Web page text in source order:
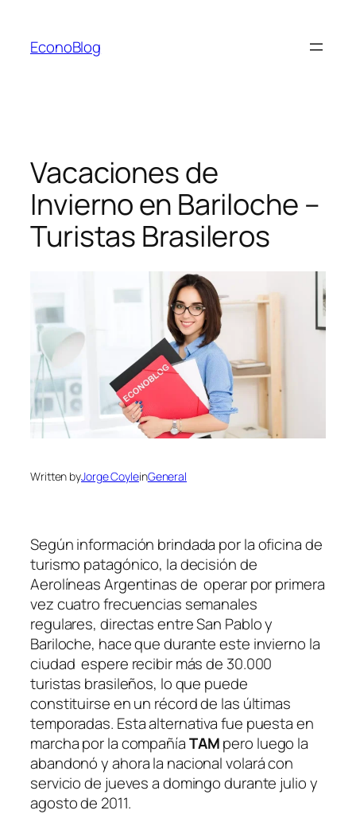
contenido
EconoBlog
Vacaciones de
Invierno en Bariloche –
Turistas Brasileros
Written byJorge CoyleinGeneral
Según información brindada por la oficina de
turismo patagónico, la decisión de
Aerolíneas Argentinas de operar por primera
vez cuatro frecuencias semanales
regulares, directas entre San Pablo y
Bariloche, hace que durante este invierno la
ciudad espere recibir más de 30.000
turistas brasileños, lo que puede
constituirse en un récord de las últimas
temporadas. Esta alternativa fue puesta en
marcha por la compañíaTAMpero luego la
abandonó y ahora la nacional volará con
servicio de jueves a domingo durante julio y
agosto de 2011.